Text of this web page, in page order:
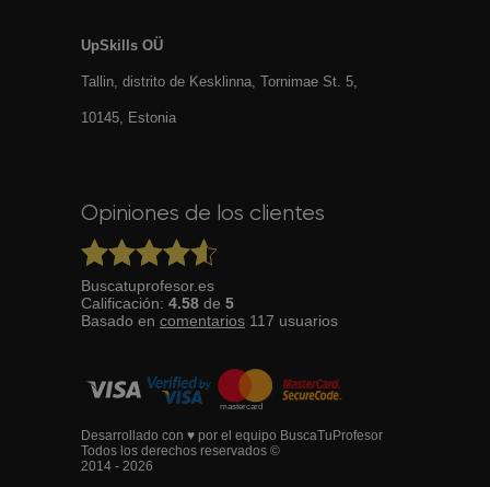
UpSkills OÜ
Tallin, distrito de Kesklinna, Tornimаe St. 5,
10145, Estonia
Opiniones de los clientes
Buscatuprofesor.es
Calificación: 4.58 de 5
Basado en comentarios 117 usuarios
Desarrollado con ♥ por el equipo BuscaTuProfesor
Todos los derechos reservados ©
2014 - 2026